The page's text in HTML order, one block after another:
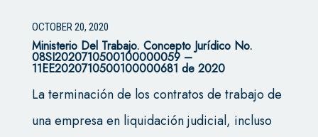
OCTOBER 20, 2020
Ministerio Del Trabajo. Concepto Jurídico No.
08SI2020710500100000059 –
11EE2020710500100000681 de 2020
La terminación de los contratos de trabajo de
una empresa en liquidación judicial, incluso